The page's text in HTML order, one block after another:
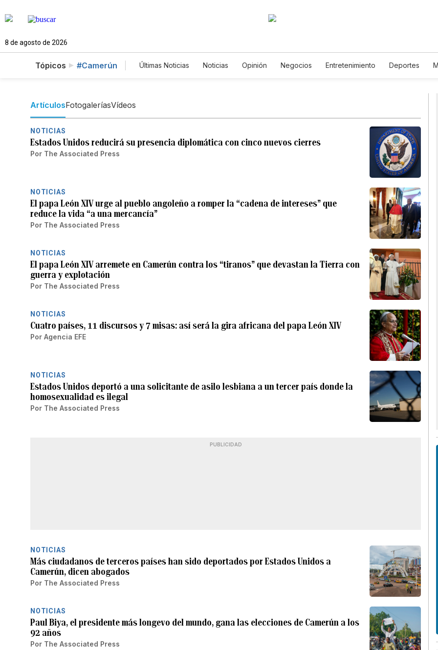
8 de agosto de 2026
Tópicos #Camerún Últimas Noticias Noticias Opinión Negocios Entretenimiento Deportes
ArtículosFotogaleríasVídeos
NOTICIAS
Estados Unidos reducirá su presencia diplomática con cinco nuevos cierres
Por The Associated Press
NOTICIAS
El papa León XIV urge al pueblo angoleño a romper la “cadena de intereses” que
reduce la vida “a una mercancía”
Por The Associated Press
NOTICIAS
El papa León XIV arremete en Camerún contra los “tiranos” que devastan la Tierra con
guerra y explotación
Por The Associated Press
NOTICIAS
Cuatro países, 11 discursos y 7 misas: así será la gira africana del papa León XIV
Por Agencia EFE
NOTICIAS
Estados Unidos deportó a una solicitante de asilo lesbiana a un tercer país donde la
homosexualidad es ilegal
Por The Associated Press
PUBLICIDAD
NOTICIAS
Más ciudadanos de terceros países han sido deportados por Estados Unidos a
Camerún, dicen abogados
Por The Associated Press
NOTICIAS
Paul Biya, el presidente más longevo del mundo, gana las elecciones de Camerún a los
92 años
Por The Associated Press